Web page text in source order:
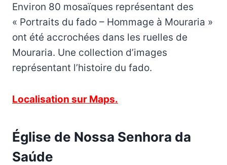
Environ 80 mosaïques représentant des
« Portraits du fado – Hommage à Mouraria »
ont été accrochées dans les ruelles de
Mouraria. Une collection d’images
représentant l’histoire du fado.
Localisation sur Maps.
Église de Nossa Senhora da
Saúde